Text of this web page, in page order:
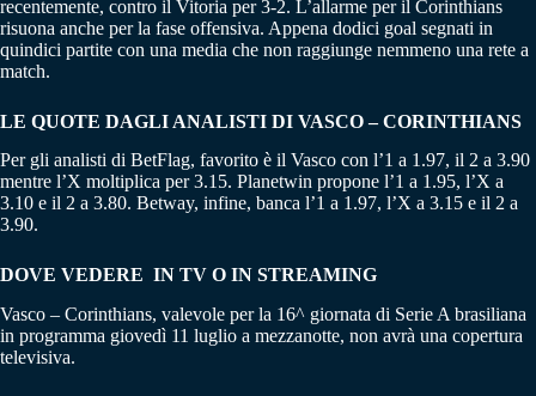
recentemente, contro il Vitoria per 3-2. L’allarme per il Corinthians
risuona anche per la fase offensiva. Appena dodici goal segnati in
quindici partite con una media che non raggiunge nemmeno una rete a
match.
LE QUOTE DAGLI ANALISTI DI VASCO – CORINTHIANS
Per gli analisti di BetFlag, favorito è il Vasco con l’1 a 1.97, il 2 a 3.90
mentre l’X moltiplica per 3.15. Planetwin propone l’1 a 1.95, l’X a
3.10 e il 2 a 3.80. Betway, infine, banca l’1 a 1.97, l’X a 3.15 e il 2 a
3.90.
DOVE VEDERE IN TV O IN STREAMING
Vasco – Corinthians, valevole per la 16^ giornata di Serie A brasiliana
in programma giovedì 11 luglio a mezzanotte, non avrà una copertura
televisiva.